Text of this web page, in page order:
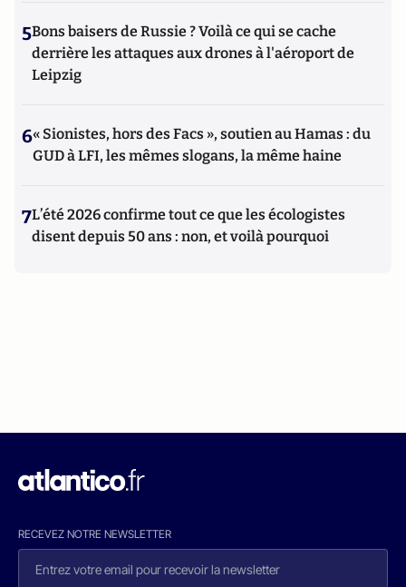
5Bons baisers de Russie ? Voilà ce qui se cache
derrière les attaques aux drones à l'aéroport de
Leipzig
6« Sionistes, hors des Facs », soutien au Hamas : du
GUD à LFI, les mêmes slogans, la même haine
7L’été 2026 confirme tout ce que les écologistes
disent depuis 50 ans : non, et voilà pourquoi
RECEVEZ NOTRE NEWSLETTER